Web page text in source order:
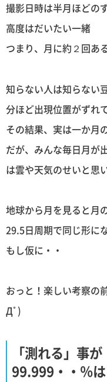
撮影日時は半月ほどの
高度はだいたい一緒
つまり、月に約２回あ
知らない人は知らない
分ほど出現位置がずれ
その結果、実は一か月
だが、みんな毎日月が
は雲や天気のせいと思
地球から月を見ると月
29.5日周期で同じ形に
もし仮に・・
おっと！楽しい考察の
Дﾟ)
「測れる」事
99.999・・％